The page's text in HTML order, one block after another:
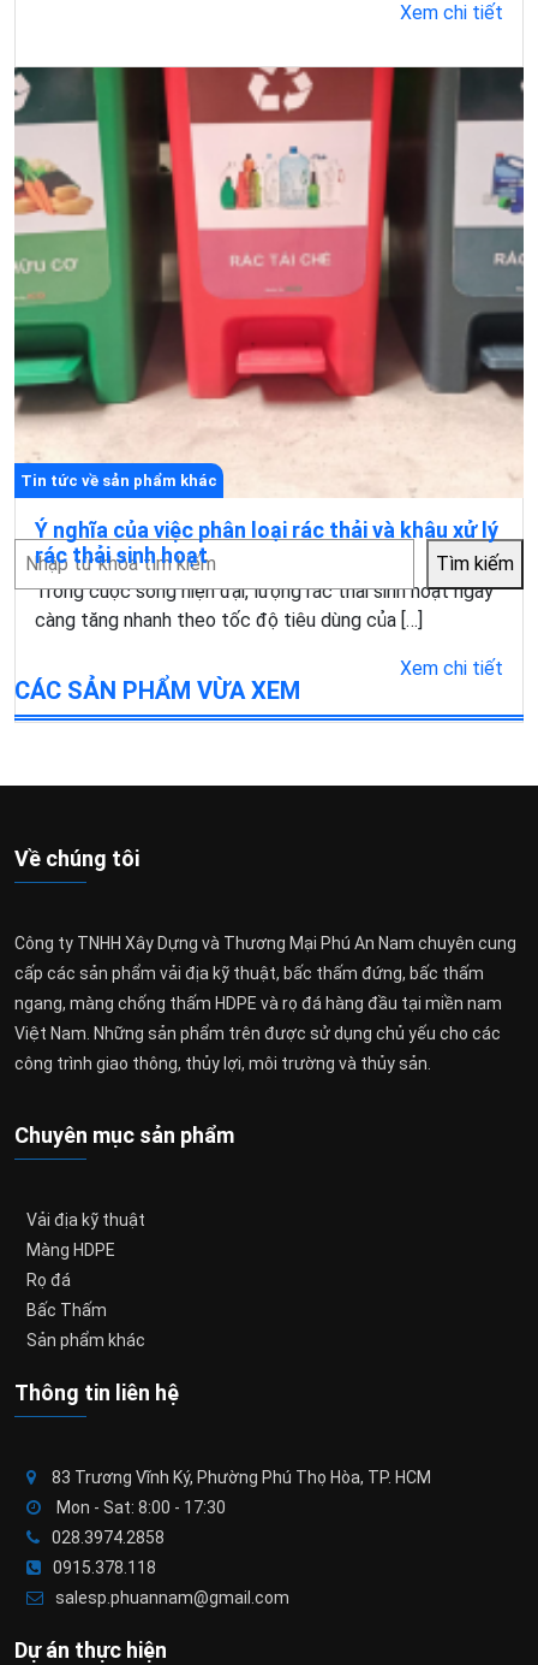
Xem chi tiết
Tin tức về sản phẩm khác
Ý nghĩa của việc phân loại rác thải và khâu xử lý
rác thải sinh hoạt
Trong cuộc sống hiện đại, lượng rác thải sinh hoạt ngày
càng tăng nhanh theo tốc độ tiêu dùng của […]
Xem chi tiết
Tìm
Tìm kiếm
CÁC SẢN PHẨM VỪA XEM
Về chúng tôi
Công ty TNHH Xây Dựng và Thương Mại Phú An Nam chuyên cung
cấp các sản phẩm vải địa kỹ thuật, bấc thấm đứng, bấc thấm
ngang, màng chống thấm HDPE và rọ đá hàng đầu tại miền nam
Việt Nam. Những sản phẩm trên được sử dụng chủ yếu cho các
công trình giao thông, thủy lợi, môi trường và thủy sản.
Chuyên mục sản phẩm
Vải địa kỹ thuật
Màng HDPE
Rọ đá
Bấc Thấm
Sản phẩm khác
Thông tin liên hệ
83 Trương Vĩnh Ký, Phường Phú Thọ Hòa, TP. HCM
Mon - Sat: 8:00 - 17:30
028.3974.2858
0915.378.118
salesp.phuannam@gmail.com
Dự án thực hiện